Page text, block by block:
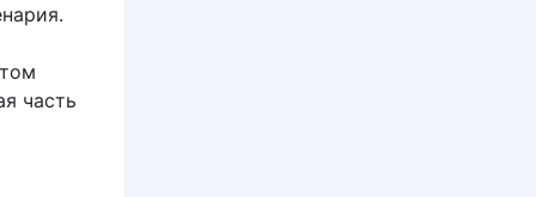
часть